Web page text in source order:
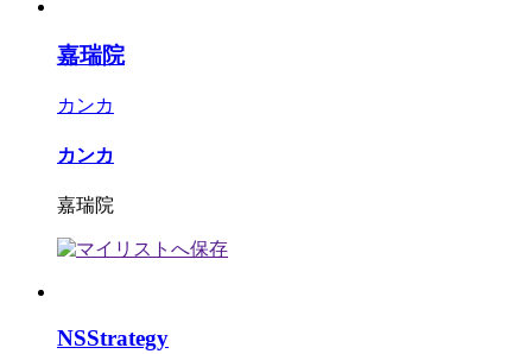
嘉瑞院
カンカ
カンカ
嘉瑞院
NSStrategy